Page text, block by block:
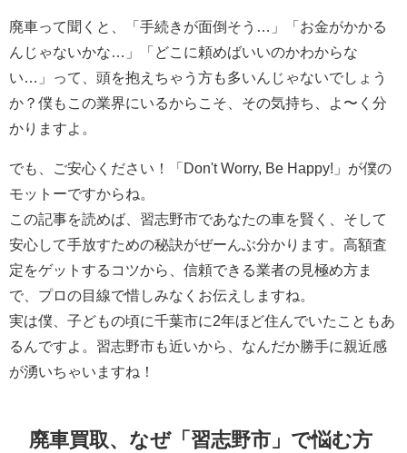
廃車って聞くと、「手続きが面倒そう…」「お金がかかる
んじゃないかな…」「どこに頼めばいいのかわからな
い…」って、頭を抱えちゃう方も多いんじゃないでしょう
か？僕もこの業界にいるからこそ、その気持ち、よ〜く分
かりますよ。
でも、ご安心ください！「Don't Worry, Be Happy!」が僕の
モットーですからね。
この記事を読めば、習志野市であなたの車を賢く、そして
安心して手放すための秘訣がぜーんぶ分かります。高額査
定をゲットするコツから、信頼できる業者の見極め方ま
で、プロの目線で惜しみなくお伝えしますね。
実は僕、子どもの頃に千葉市に2年ほど住んでいたこともあ
るんですよ。習志野市も近いから、なんだか勝手に親近感
が湧いちゃいますね！
廃車買取、なぜ「習志野市」で悩む方